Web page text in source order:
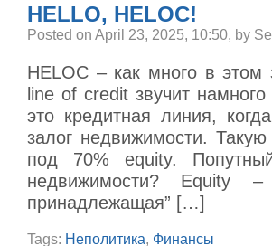
HELLO, HELOC!
Posted on April 23, 2025, 10:50, by
HELOC – как много в этом
line of credit звучит
это кредитная линия,
залог недвижимости.
под 70% equity.
недвижимости? Equity
принадлежащая” […]
Tags: Неполитика, Финансы